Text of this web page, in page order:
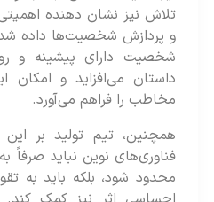
تلاش نیز نشان دهنده اهمیتی
و پردازش شخصیت‌ها داده شده‌
شخصیت دارای پیشینه و
داستان می‌افزاید و امکان ایجاد
مخاطب را فراهم می‌آورد.
همچنین، تیم تولید بر این باور
فناوری‌های نوین نباید صرفاً به
محدود شود، بلکه باید به تقویت